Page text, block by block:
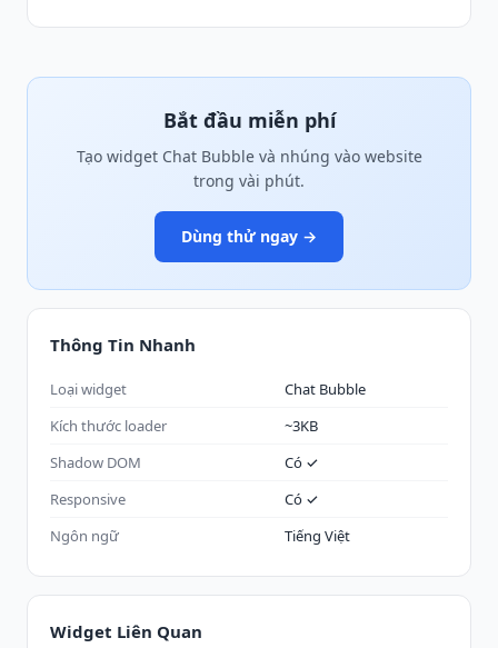
Bắt đầu miễn phí
Tạo widget Chat Bubble và nhúng vào website
trong vài phút.
Dùng thử ngay →
Thông Tin Nhanh
Loại widget
Chat Bubble
Kích thước loader
~3KB
Shadow DOM
Có ✓
Responsive
Có ✓
Ngôn ngữ
Tiếng Việt
Widget Liên Quan